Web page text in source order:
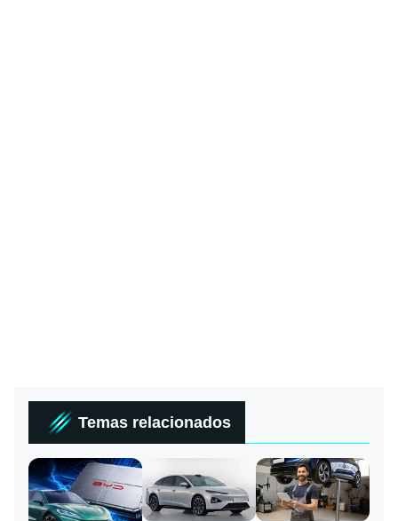
Temas relacionados